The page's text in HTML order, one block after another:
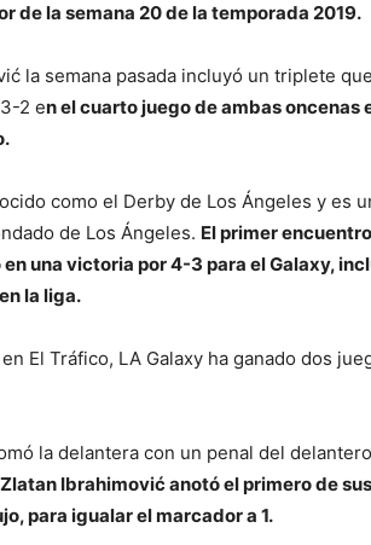
de la semana 20 de la temporada 2019.
la semana pasada incluyó un triplete
2 en el cuarto juego de ambas oncenas
como el Derby de Los Ángeles y es
de Los Ángeles. El primer
una victoria por 4-3 para el Galaxy,
la liga.
El Tráfico, LA Galaxy ha ganado dos
la delantera con un penal del
Zlatan Ibrahimović anotó el primero de
para igualar el marcador a 1.